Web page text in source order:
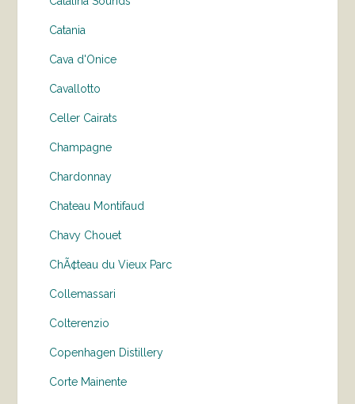
Catania
Cava d'Onice
Cavallotto
Celler Cairats
Champagne
Chardonnay
Chateau Montifaud
Chavy Chouet
ChÃ¢teau du Vieux Parc
Collemassari
Colterenzio
Copenhagen Distillery
Corte Mainente